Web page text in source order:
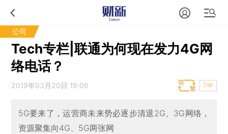
公司
Tech专栏|联通为何现在发力4G网
络电话？
2019年03月20日 19:06 T中
5G要来了，运营商未来势必逐步清退2G、3G网络，
资源聚集向4G、5G两张网